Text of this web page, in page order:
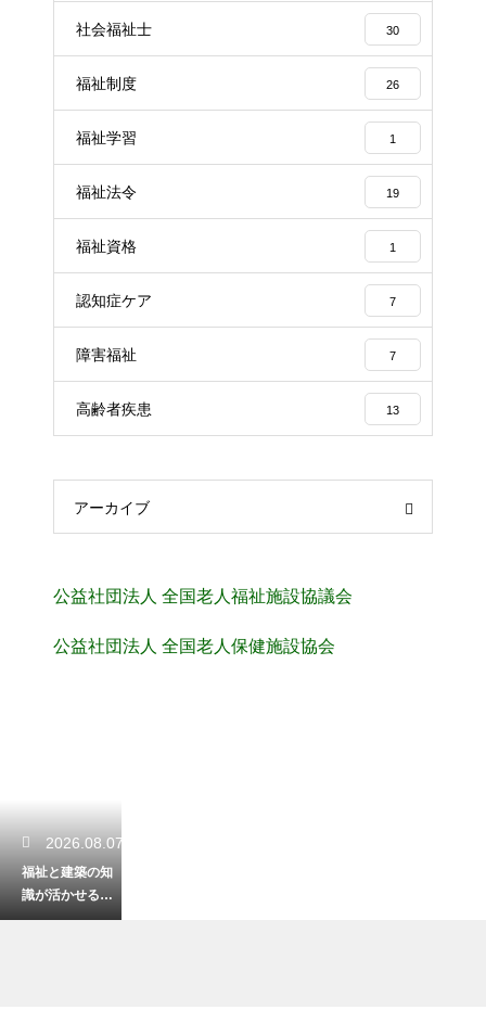
社会福祉士 30
福祉制度 26
福祉学習 1
福祉法令 19
福祉資格 1
認知症ケア 7
障害福祉 7
高齢者疾患 13
アーカイブ
公益社団法人 全国老人福祉施設協議会
公益社団法人 全国老人保健施設協会
2026.08.07
福祉と建築の知
識が活かせる資
格！バリアフリ